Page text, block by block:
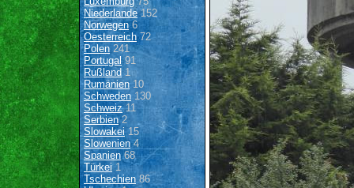
Niederlande152
Norwegen6
Oesterreich72
Polen 241
Portugal91
Rußland 1
Rumänien10
Schweden 130
Schweiz11
Serbien2
Slowakei15
Slowenien4
Spanien68
Türkei1
Tschechien 86